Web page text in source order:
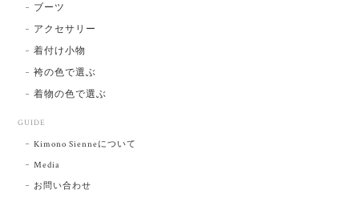
ブーツ
アクセサリー
着付け小物
袴の色で選ぶ
着物の色で選ぶ
GUIDE
Kimono Sienneについて
Media
お問い合わせ